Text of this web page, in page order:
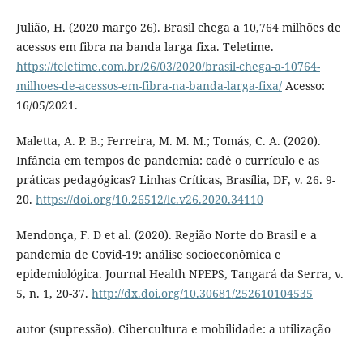
Julião, H. (2020 março 26). Brasil chega a 10,764 milhões de
acessos em fibra na banda larga fixa. Teletime.
https://teletime.com.br/26/03/2020/brasil-chega-a-10764-
milhoes-de-acessos-em-fibra-na-banda-larga-fixa/Acesso:
16/05/2021.
Maletta, A. P. B.; Ferreira, M. M. M.; Tomás, C. A. (2020).
Infância em tempos de pandemia: cadê o currículo e as
práticas pedagógicas? Linhas Críticas, Brasília, DF, v. 26. 9-
20. https://doi.org/10.26512/lc.v26.2020.34110
Mendonça, F. D et al. (2020). Região Norte do Brasil e a
pandemia de Covid-19: análise socioeconômica e
epidemiológica. Journal Health NPEPS, Tangará da Serra, v.
5, n. 1, 20-37. http://dx.doi.org/10.30681/252610104535
autor (supressão). Cibercultura e mobilidade: a utilização